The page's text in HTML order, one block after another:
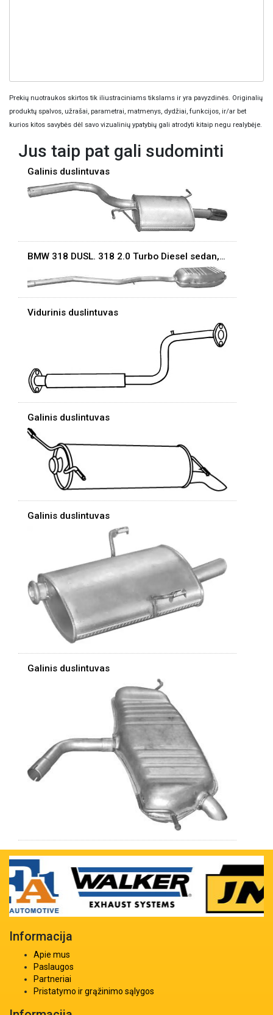
Prekių nuotraukos skirtos tik iliustraciniams tikslams ir yra pavyzdinės. Originalių
produktų spalvos, užrašai, parametrai, matmenys, dydžiai, funkcijos, ir/ar bet
kurios kitos savybės dėl savo vizualinių ypatybių gali atrodyti kitaip negu realybėje.
Jus taip pat gali sudominti
Galinis duslintuvas
BMW 318 DUSL. 318 2.0 Turbo Diesel sedan,combi 01-
Vidurinis duslintuvas
Galinis duslintuvas
Galinis duslintuvas
Galinis duslintuvas
Informacija
Apie mus
Paslaugos
Partneriai
Pristatymo ir grąžinimo sąlygos